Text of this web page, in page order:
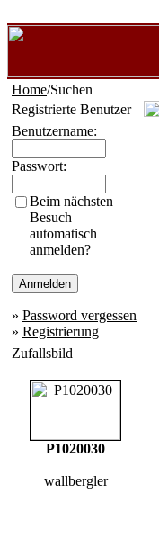
Home/Suchen
Registrierte Benutzer
Benutzername:
Passwort:
Beim nächsten
Besuch
automatisch
anmelden?
» Password vergessen
» Registrierung
Zufallsbild
P1020030
wallbergler